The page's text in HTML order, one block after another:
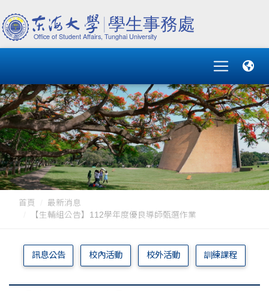
首頁
最新消息
【生輔組公告】112學年度優良導師甄選作業
訊息公告 校內活動 校外活動 訓練課程